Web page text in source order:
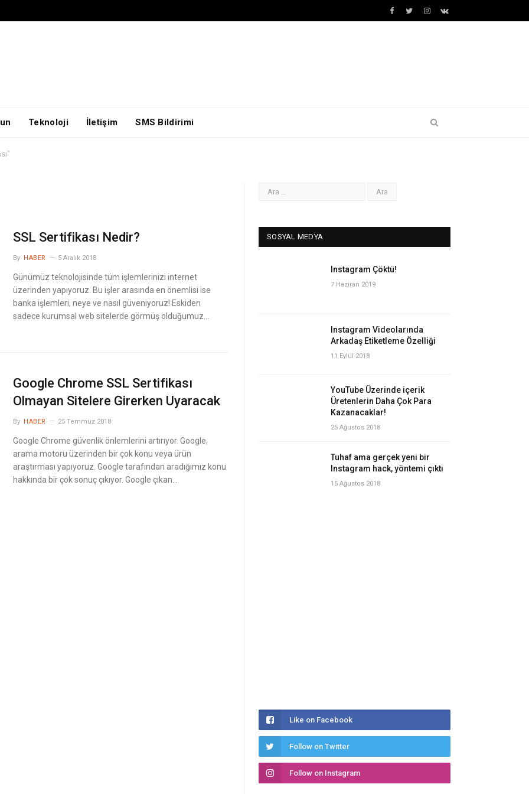
Facebook
Twitterİnstagram+
VK
Teknoloji İletişim SMS Bildirimi
SSL Sertifikası Nedir?
By HABER 5 Aralık 2018
Günümüz teknolojisinde tüm işlemlerinizi internet
üzerinden yapıyoruz. Bu işler arasında en önemlisi ise
banka işlemleri, neye ve nasıl güveniyoruz! Eskiden
sadece kurumsal web sitelerde görmüş olduğumuz…
Google Chrome SSL Sertifikası
Olmayan Sitelere Girerken Uyaracak
By HABER 25 Temmuz 2018
Google Chrome güvenlik önlemlerini artırıyor. Google,
arama motoru üzerinden bir çok konu veya ürün
araştırması yapıyoruz. Google tarafından aradığımız konu
hakkında bir çok sonuç çıkıyor. Google çıkan…
SOSYAL MEDYA
Instagram Çöktü!
7 Haziran 2019
Instagram Videolarında
Arkadaş Etiketleme Özelliği
11 Eylül 2018
YouTube Üzerinde içerik
Üretenlerin Daha Çok Para
Kazanacaklar!
25 Ağustos 2018
Tuhaf ama gerçek yeni bir
Instagram hack, yöntemi çıktı
15 Ağustos 2018
Like on Facebook
Follow on Twitter
Follow on Instagram